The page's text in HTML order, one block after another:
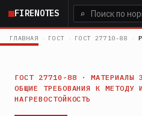
Перейти
основному
FIRENOTES ⌕
ГЛАВНАЯ › ГОСТ › ГОСТ 27710-88 ›
ГОСТ 27710-88 · МАТЕРИАЛЫ
ОБЩИЕ ТРЕБОВАНИЯ К МЕТОДУ
НАГРЕВОСТОЙКОСТЬ